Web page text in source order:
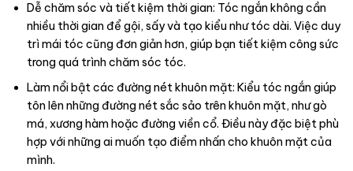
Dễ chăm sóc và tiết kiệm thời gian: Tóc ngắn không cần
nhiều thời gian để gội, sấy và tạo kiểu như tóc dài. Việc duy
trì mái tóc cũng đơn giản hơn, giúp bạn tiết kiệm công sức
trong quá trình chăm sóc tóc.
Làm nổi bật các đường nét khuôn mặt: Kiểu tóc ngắn giúp
tôn lên những đường nét sắc sảo trên khuôn mặt, như gò
má, xương hàm hoặc đường viền cổ. Điều này đặc biệt phù
hợp với những ai muốn tạo điểm nhấn cho khuôn mặt của
mình.